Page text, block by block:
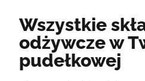
Wszystkie
odżywcze w
pudełkowej